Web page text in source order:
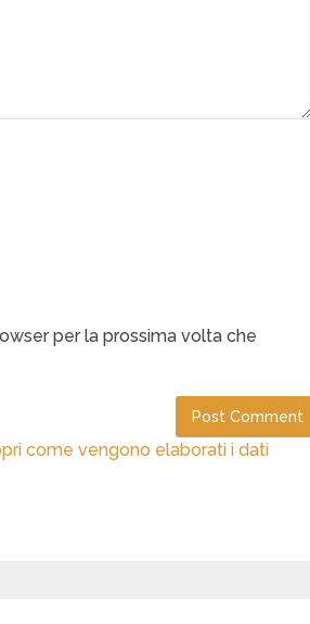
per la prossima volta che
come vengono elaborati i dati